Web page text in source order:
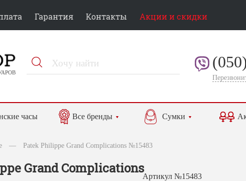
Гарантия Контакты Акции и скидки
часы Все бренды Сумки
— Patek Philippe Grand Complications №15483
Grand Complications
Артикул №15483